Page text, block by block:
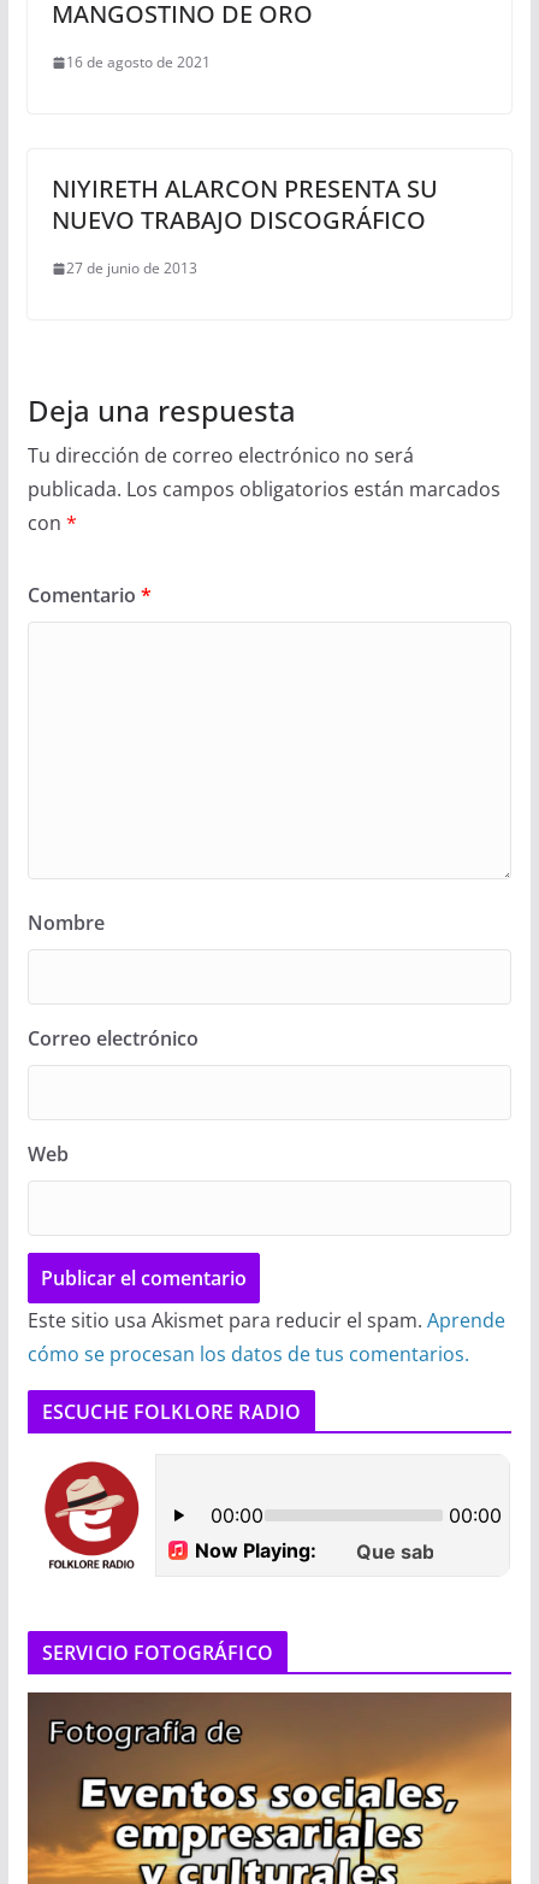
MANGOSTINO DE ORO
16 de agosto de 2021
NIYIRETH ALARCON PRESENTA SU
NUEVO TRABAJO DISCOGRÁFICO
27 de junio de 2013
Deja una respuesta
Tu dirección de correo electrónico no será
publicada. Los campos obligatorios están marcados
con *
Comentario *
Nombre
Correo electrónico
Web
Este sitio usa Akismet para reducir el spam. Aprende
cómo se procesan los datos de tus comentarios.
ESCUCHE FOLKLORE RADIO
SERVICIO FOTOGRÁFICO